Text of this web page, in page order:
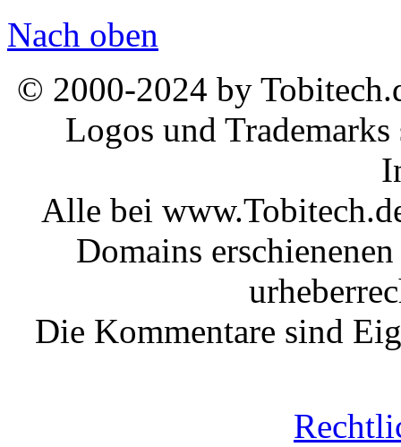
Nach oben
© 2000-2024 by
Logos und
Alle bei
Domains
Die Kommentare sind